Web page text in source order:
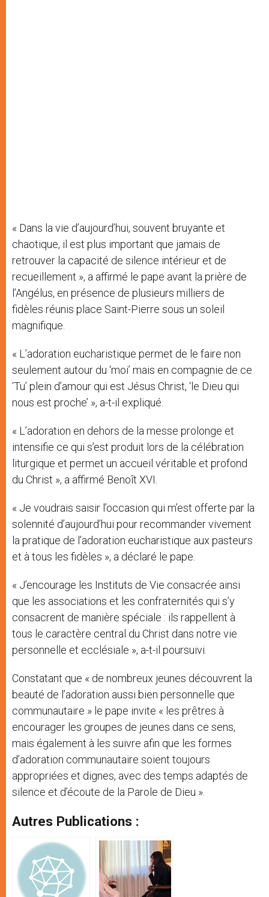
« Dans la vie d’aujourd’hui, souvent bruyante et
chaotique, il est plus important que jamais de
retrouver la capacité de silence intérieur et de
recueillement », a affirmé le pape avant la prière de
l’Angélus, en présence de plusieurs milliers de
fidèles réunis place Saint-Pierre sous un soleil
magnifique.
« L’adoration eucharistique permet de le faire non
seulement autour du ‘moi’ mais en compagnie de ce
‘Tu’ plein d’amour qui est Jésus Christ, ‘le Dieu qui
nous est proche’ », a-t-il expliqué.
« L’adoration en dehors de la messe prolonge et
intensifie ce qui s’est produit lors de la célébration
liturgique et permet un accueil véritable et profond
du Christ », a affirmé Benoît XVI.
« Je voudrais saisir l’occasion qui m’est offerte par la
solennité d’aujourd’hui pour recommander vivement
la pratique de l’adoration eucharistique aux pasteurs
et à tous les fidèles », a déclaré le pape.
« J’encourage les Instituts de Vie consacrée ainsi
que les associations et les confraternités qui s’y
consacrent de manière spéciale : ils rappellent à
tous le caractère central du Christ dans notre vie
personnelle et ecclésiale », a-t-il poursuivi.
Constatant que « de nombreux jeunes découvrent la
beauté de l’adoration aussi bien personnelle que
communautaire » le pape invite « les prêtres à
encourager les groupes de jeunes dans ce sens,
mais également à les suivre afin que les formes
d’adoration communautaire soient toujours
appropriées et dignes, avec des temps adaptés de
silence et d’écoute de la Parole de Dieu ».
Autres Publications :